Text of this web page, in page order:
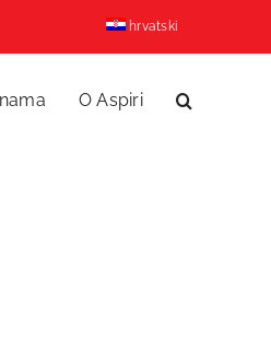
hrvatski
O Aspiri